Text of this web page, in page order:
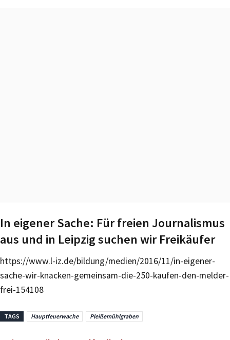
In eigener Sache: Für freien Journalismus
aus und in Leipzig suchen wir Freikäufer
https://www.l-iz.de/bildung/medien/2016/11/in-eigener-
sache-wir-knacken-gemeinsam-die-250-kaufen-den-melder-
frei-154108
TAGS Hauptfeuerwache Pleißemühlgraben